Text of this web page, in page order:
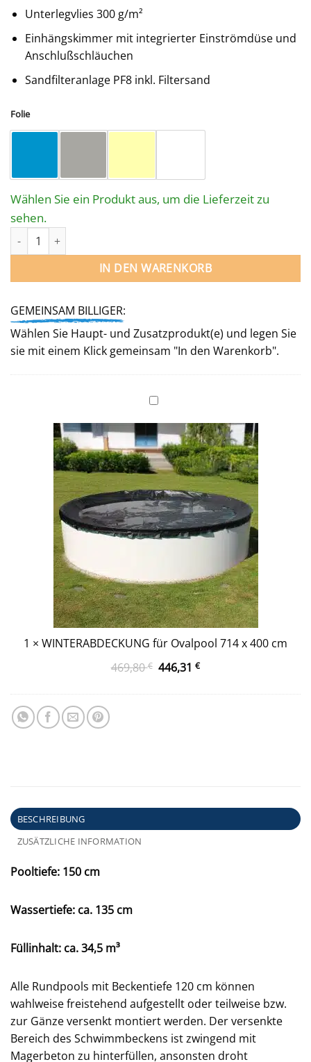
Unterlegvlies 300 g/m²
Einhängskimmer mit integrierter Einströmdüse und
Anschlußschläuchen
Sandfilteranlage PF8 inkl. Filtersand
Folie
Wählen Sie ein Produkt aus, um die Lieferzeit zu
sehen.
STAHLWANDPOOL-SET FRANZ mit EINHÄNGSKIMMER - OVAL
IN DEN WARENKORB
GEMEINSAM BILLIGER:
Wählen Sie Haupt- und Zusatzprodukt(e) und legen Sie
sie mit einem Klick gemeinsam "In den Warenkorb".
WINTERABDECKUNG
Ovalpool
714 x 400 cm
1 × WINTERABDECKUNG für Ovalpool 714 x 400 cm
469,80€ Ursprünglicher
446,31€Aktueller
BESCHREIBUNG
ZUSÄTZLICHE INFORMATION
Pooltiefe: 150 cm
Wassertiefe: ca. 135 cm
Füllinhalt: ca. 34,5 m³
Alle Rundpools mit Beckentiefe 120 cm können
wahlweise freistehend aufgestellt oder teilweise bzw.
zur Gänze versenkt montiert werden. Der versenkte
Bereich des Schwimmbeckens ist zwingend mit
Magerbeton zu hinterfüllen, ansonsten droht